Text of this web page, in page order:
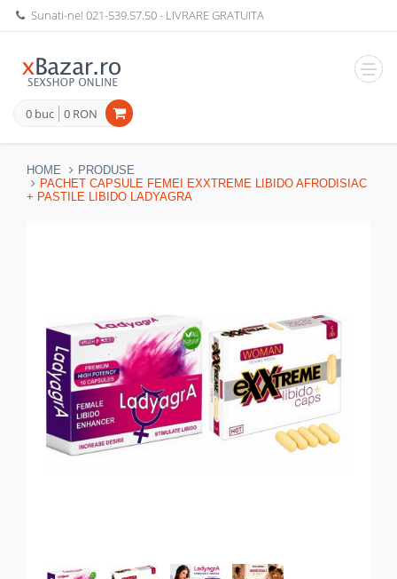
Sunati-ne!021-539.57.50- LIVRARE GRATUITA
0 buc 0 RON
HOME
PRODUSE
PACHET CAPSULE FEMEI EXXTREME LIBIDO AFRODISIAC
+ PASTILE LIBIDO LADYAGRA